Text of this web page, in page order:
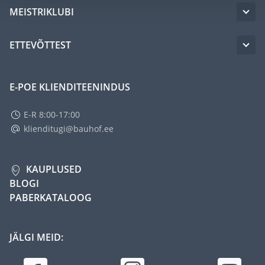
MEISTRIKLUBI
ETTEVÕTTEST
E-POE KLIENDITEENINDUS
E-R 8:00-17:00
klienditugi@bauhof.ee
KAUPLUSED
BLOGI
PABERKATALOOG
JÄLGI MEID: